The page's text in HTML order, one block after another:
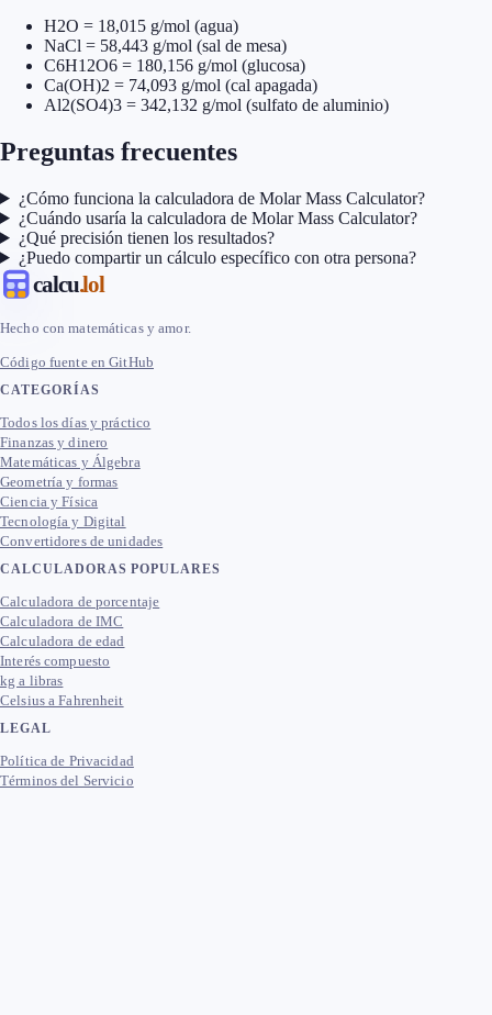
H2O = 18,015 g/mol (agua)
NaCl = 58,443 g/mol (sal de mesa)
C6H12O6 = 180,156 g/mol (glucosa)
Ca(OH)2 = 74,093 g/mol (cal apagada)
Al2(SO4)3 = 342,132 g/mol (sulfato de aluminio)
Preguntas frecuentes
¿Cómo funciona la calculadora de Molar Mass Calculator?
¿Cuándo usaría la calculadora de Molar Mass Calculator?
¿Qué precisión tienen los resultados?
¿Puedo compartir un cálculo específico con otra persona?
calcu.lol
Hecho con matemáticas y amor.
Código fuente en GitHub
CATEGORÍAS
Todos los días y práctico
Finanzas y dinero
Matemáticas y Álgebra
Geometría y formas
Ciencia y Física
Tecnología y Digital
Convertidores de unidades
CALCULADORAS POPULARES
Calculadora de porcentaje
Calculadora de IMC
Calculadora de edad
Interés compuesto
kg a libras
Celsius a Fahrenheit
LEGAL
Política de Privacidad
Términos del Servicio